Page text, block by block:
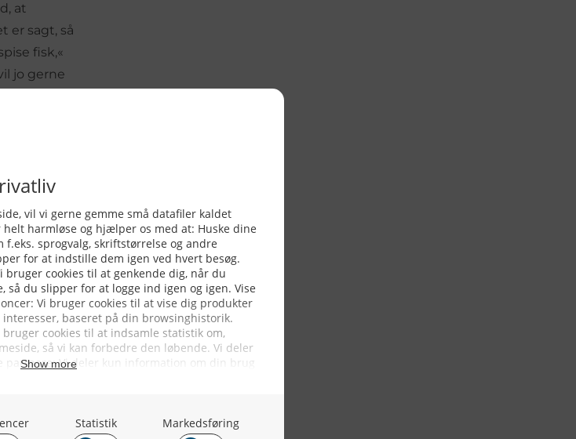
at
er sagt, så
fisk,«
jo gerne
vælger fisk
for, at
36 har svært
mellem
kok og
i dag, er der
Fisk
noget helt
og
så findes
Blandt
som en